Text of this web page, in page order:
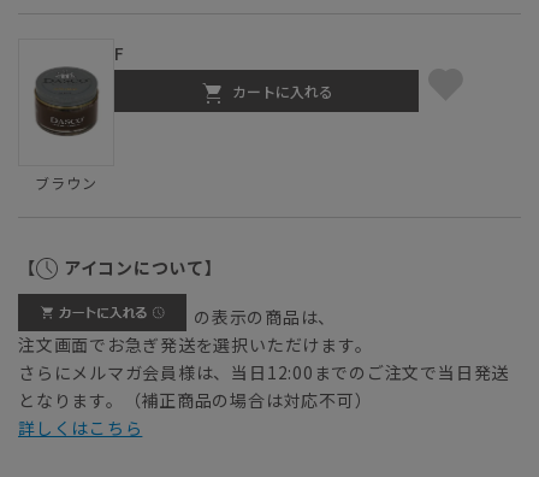
ブラウン
F
カートに入れる
【 アイコンについて】
の表示の商品は、
注文画面でお急ぎ発送を選択いただけます。
さらにメルマガ会員様は、当日12:00までのご注文で当日発送
となります。（補正商品の場合は対応不可）
詳しくはこちら